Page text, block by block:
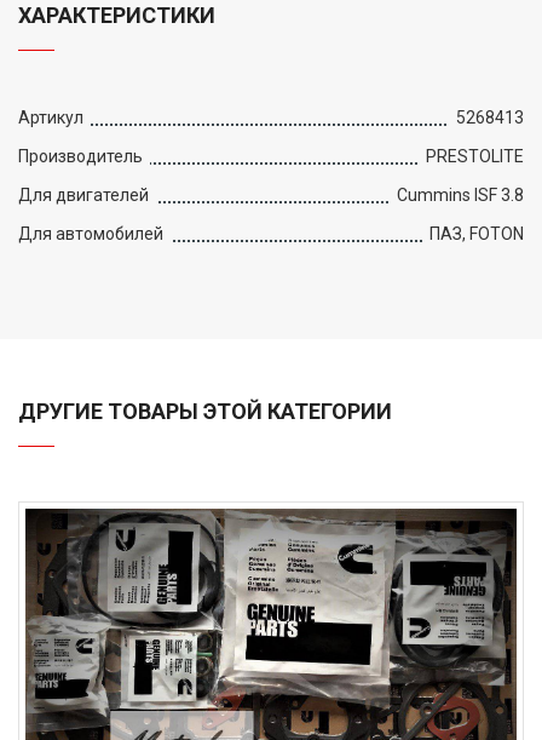
ХАРАКТЕРИСТИКИ
Артикул
5268413
Производитель
PRESTOLITE
Для двигателей
Cummins ISF 3.8
Для автомобилей
ПАЗ, FOTON
ДРУГИЕ ТОВАРЫ ЭТОЙ КАТЕГОРИИ